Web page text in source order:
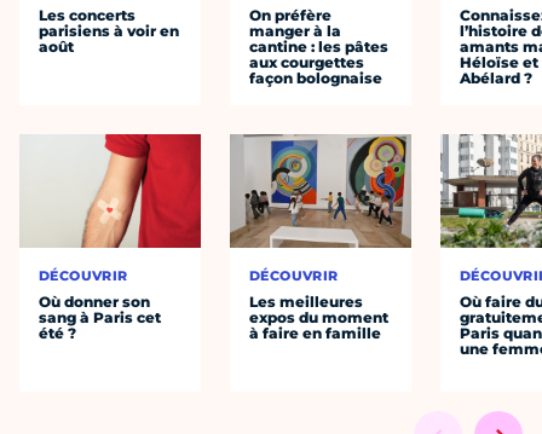
Les concerts
parisiens à voir en
août
DÉCOUVRIR
Où donner son
sang à Paris cet
été ?
On préfère
manger à la
cantine : les pâtes
aux courgettes
façon bolognaise
DÉCOUVRIR
Les meilleures
expos du moment
à faire en famille
l’histoire
amants
Héloïse et
Abélard ?
Où faire
Paris
une